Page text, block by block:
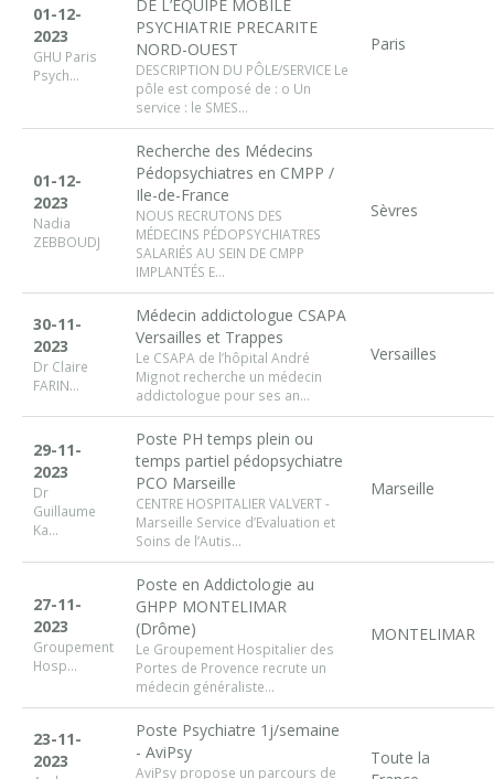
01-12-
2023
GHU Paris
Psych...
DE L’EQUIPE MOBILE
PSYCHIATRIE PRECARITE
NORD-OUEST
DESCRIPTION DU PÔLE/SERVICE Le
pôle est composé de : o Un
service : le SMES...
Paris
01-12-
2023
Nadia
ZEBBOUDJ
Recherche des Médecins
Pédopsychiatres en CMPP /
Ile-de-France
NOUS RECRUTONS DES
MÉDECINS PÉDOPSYCHIATRES
SALARIÉS AU SEIN DE CMPP
IMPLANTÉS E...
Sèvres
30-11-
2023
Dr Claire
FARIN...
Médecin addictologue CSAPA
Versailles et Trappes
Le CSAPA de l’hôpital André
Mignot recherche un médecin
addictologue pour ses an...
Versailles
29-11-
2023
Dr
Guillaume
Ka...
Poste PH temps plein ou
temps partiel pédopsychiatre
PCO Marseille
CENTRE HOSPITALIER VALVERT -
Marseille Service d’Evaluation et
Soins de l’Autis...
Marseille
27-11-
2023
Groupement
Hosp...
Poste en Addictologie au
GHPP MONTELIMAR
(Drôme)
Le Groupement Hospitalier des
Portes de Provence recrute un
médecin généraliste...
MONTELIMAR
23-11-
2023
Poste Psychiatre 1j/semaine
- AviPsy
AviPsy propose un parcours de
Toute la